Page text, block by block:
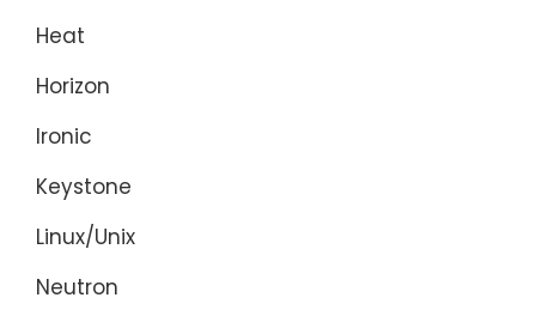
Heat
Horizon
Ironic
Keystone
Linux/Unix
Neutron